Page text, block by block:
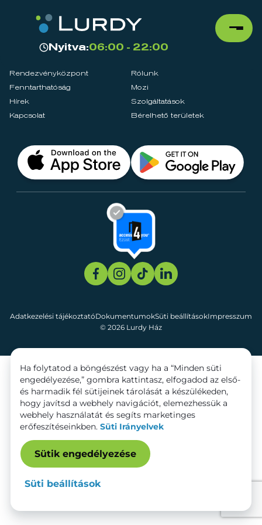
Nyitva:06:00 - 22:00
Rendezvényközpont
Rólunk
Fenntarthatóság
Mozi
Hírek
Szolgáltatások
Kapcsolat
Bérelhető területek
© 2026 Lurdy Ház
Adatkezelési tájékoztatóDokumentumokSüti beállításokImpresszum
Ha folytatod a böngészést vagy ha a “Minden süti
engedélyezése,” gombra kattintasz, elfogadod az első-
és harmadik fél sütijeinek tárolását a készülékeden,
hogy javítsd a webhely navigációt, elemezhessük a
webhely használatát és segíts marketinges
erőfeszítéseinkben. Süti Irányelvek
Sütik engedélyezése
Süti beállítások